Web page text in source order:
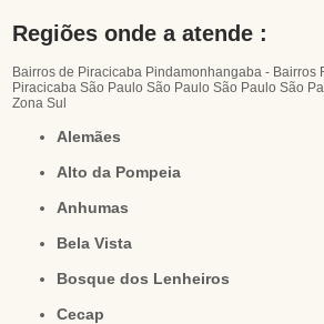
Regiões onde a atende :
Bairros de Piracicaba Pindamonhangaba - Bairros
Piracicaba São Paulo São Paulo São Paulo São
Zona Sul
Alemães
Alto da Pompeia
Anhumas
Bela Vista
Bosque dos Lenheiros
Cecap